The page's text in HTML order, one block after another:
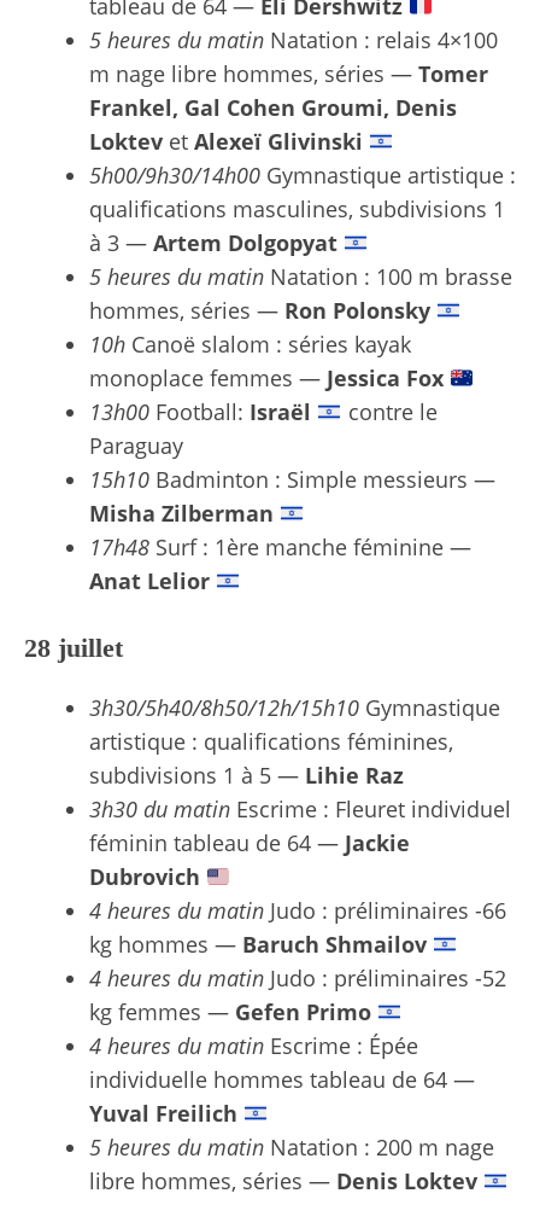
tableau de 64 — Éli Dershwitz
5 heures du matin Natation : relais 4×100
m nage libre hommes, séries — Tomer
Frankel, Gal Cohen Groumi, Denis
Loktev et Alexeï Glivinski
5h00/9h30/14h00 Gymnastique artistique :
qualifications masculines, subdivisions 1
à 3 — Artem Dolgopyat
5 heures du matin Natation : 100 m brasse
hommes, séries — Ron Polonsky
10h Canoë slalom : séries kayak
monoplace femmes — Jessica Fox
13h00 Football: Israël
contre le
Paraguay
15h10 Badminton : Simple messieurs —
Misha Zilberman
17h48 Surf : 1ère manche féminine —
Anat Lelior
28 juillet
3h30/5h40/8h50/12h/15h10 Gymnastique
artistique : qualifications féminines,
subdivisions 1 à 5 — Lihie Raz
3h30 du matin Escrime : Fleuret individuel
féminin tableau de 64 — Jackie
Dubrovich
4 heures du matin Judo : préliminaires -66
kg hommes — Baruch Shmailov
4 heures du matin Judo : préliminaires -52
kg femmes — Gefen Primo
4 heures du matin Escrime : Épée
individuelle hommes tableau de 64 —
Yuval Freilich
5 heures du matin Natation : 200 m nage
libre hommes, séries — Denis Loktev